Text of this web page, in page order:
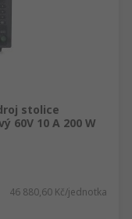
stolice
60V 10 A 200 W
46 880,60 Kč/jednotka